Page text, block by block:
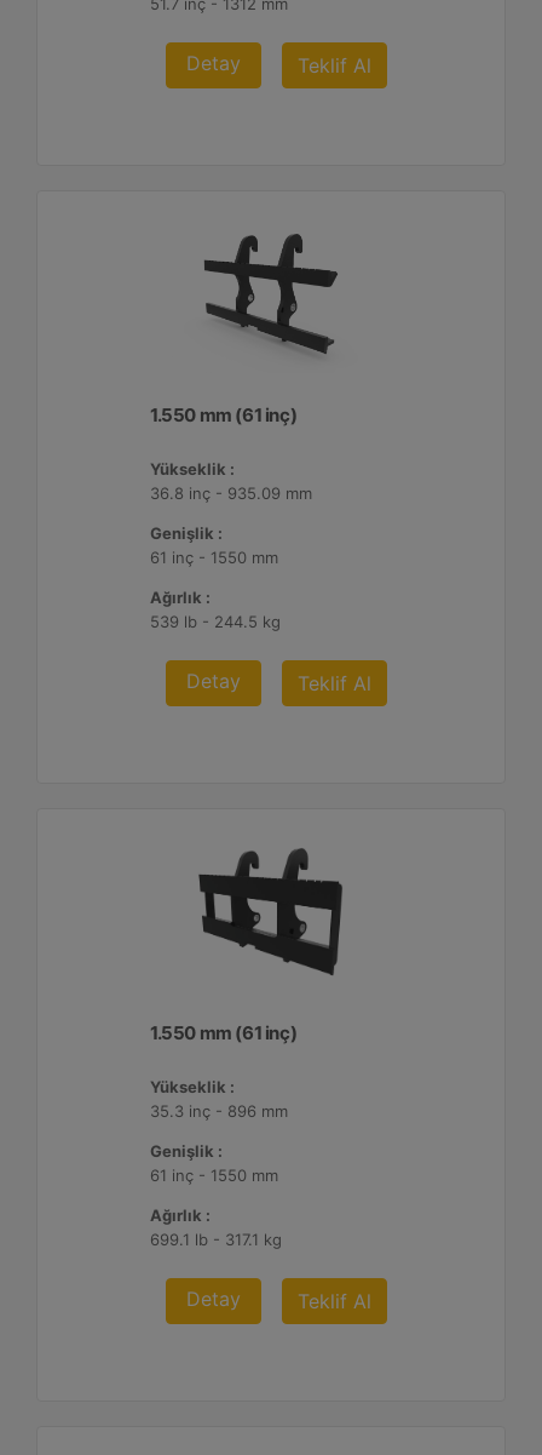
Detay Teklif Al
1.550 mm (61 inç)
Yükseklik :
36.8 inç - 935.09 mm
Genişlik :
61 inç - 1550 mm
Ağırlık :
539 lb - 244.5 kg
Detay Teklif Al
1.550 mm (61 inç)
Yükseklik :
35.3 inç - 896 mm
Genişlik :
61 inç - 1550 mm
Ağırlık :
699.1 lb - 317.1 kg
Detay Teklif Al